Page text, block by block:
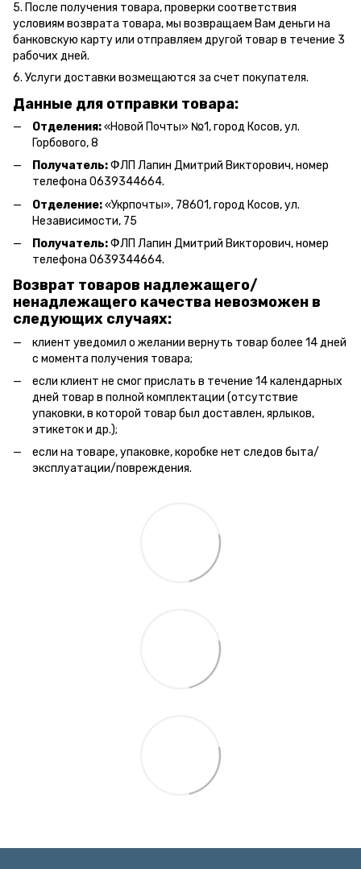
5. После получения товара, проверки соответствия
условиям возврата товара, мы возвращаем Вам деньги на
банковскую карту или отправляем другой товар в течение 3
рабочих дней.
6. Услуги доставки возмещаются за счет покупателя.
Данные для отправки товара:
Отделения:«Новой Почты» №1, город Косов,ул.
Горбового, 8
Получатель:ФЛП Лапин Дмитрий Викторович, номер
телефона 0639344664.
Отделение:«Укрпочты», 78601, город Косов, ул.
Независимости, 75
Получатель:ФЛП Лапин Дмитрий Викторович, номер
телефона 0639344664.
Возврат товаров надлежащего/
ненадлежащего качества невозможен в
следующих случаях:
клиент уведомил о желании вернуть товар более 14 дней
с момента получения товара;
если клиент не смог прислать в течение 14 календарных
дней товар в полной комплектации (отсутствие
упаковки, в которой товар был доставлен, ярлыков,
этикеток и др.);
если на товаре, упаковке, коробке нет следов быта/
эксплуатации/повреждения.